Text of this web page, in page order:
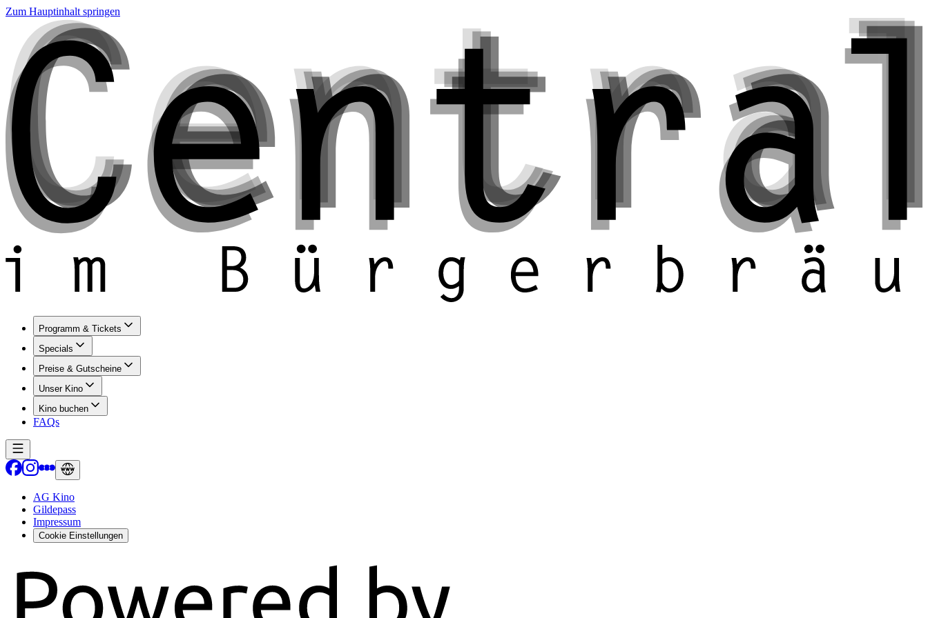
Zum Hauptinhalt springen
Programm & Tickets
Specials
Preise & Gutscheine
Unser Kino
Kino buchen
FAQs
AG Kino
Gildepass
Impressum
Cookie Einstellungen